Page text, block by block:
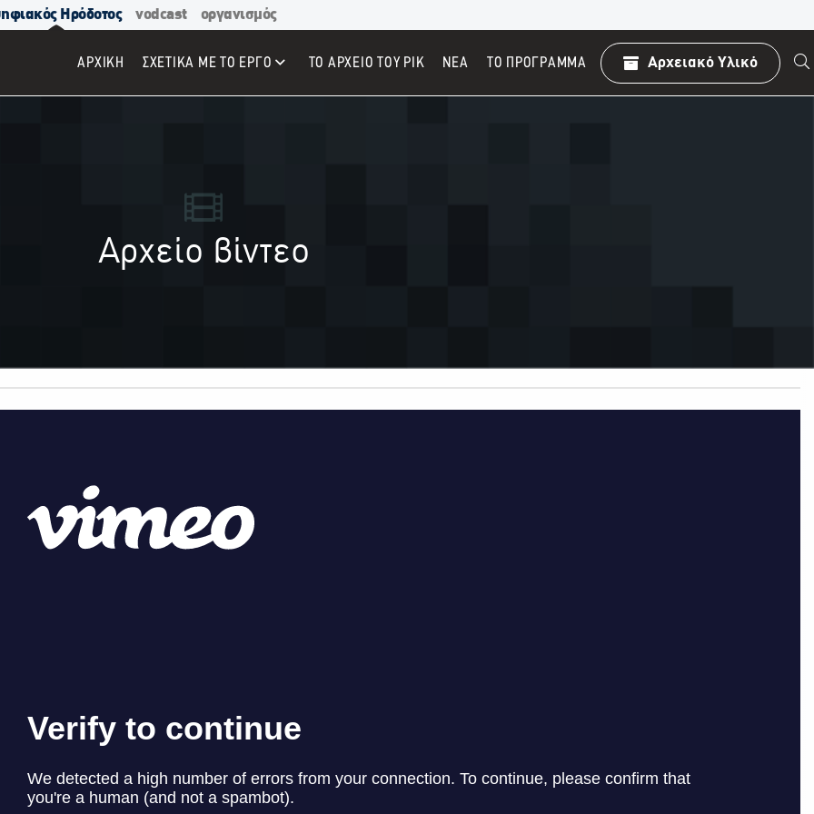
Ηρόδοτος vodcast οργανισμός
ΑΡΧΙΚΉ ΣΧΕΤΙΚΑ ΜΕ ΤΟ ΕΡΓΟ ΤΟ ΑΡΧΕΙΟ ΤΟΥ ΡΙΚ ΝΕΑ TO ΠΡΌΓΡΑΜΜΑ Αρχειακό Υλικό
Αρχείο βίντεο